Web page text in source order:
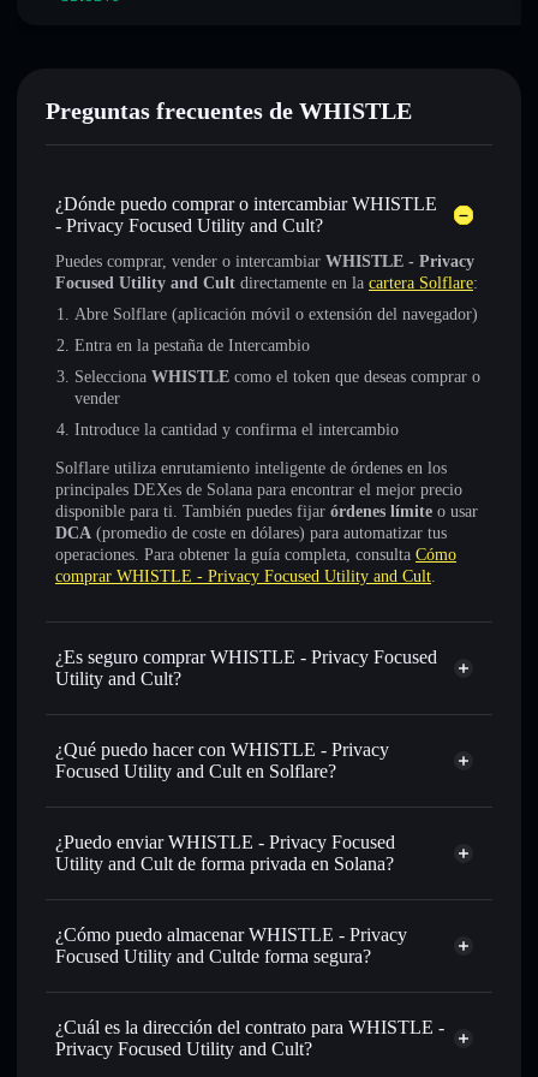
Preguntas frecuentes de WHISTLE
¿Dónde puedo comprar o intercambiar WHISTLE
- Privacy Focused Utility and Cult?
Puedes comprar, vender o intercambiar WHISTLE - Privacy
Focused Utility and Cult directamente en la cartera Solflare:
Abre Solflare (aplicación móvil o extensión del navegador)
Entra en la pestaña de Intercambio
Selecciona WHISTLE como el token que deseas comprar o
vender
Introduce la cantidad y confirma el intercambio
Solflare utiliza enrutamiento inteligente de órdenes en los
principales DEXes de Solana para encontrar el mejor precio
disponible para ti. También puedes fijar órdenes límite o usar
DCA (promedio de coste en dólares) para automatizar tus
operaciones. Para obtener la guía completa, consulta Cómo
comprar WHISTLE - Privacy Focused Utility and Cult.
¿Es seguro comprar WHISTLE - Privacy Focused
Utility and Cult?
WHISTLE - Privacy Focused Utility and Cult no está
¿Qué puedo hacer con WHISTLE - Privacy
Focused Utility and Cult en Solflare?
WHISTLE - Privacy Focused Utility and Cult
Intercambiar al instante: operar con WHISTLE para
enrutamiento de órdenes inteligente para el mejor precio
disponible
Establecer órdenes límite: automatizar las operaciones en
a lo largo del tiempo
Enviar de forma privada
¿Puedo enviar WHISTLE - Privacy Focused
Utility and Cult de forma privada en Solana?
agregador de privacidad
¿Cómo puedo almacenar WHISTLE - Privacy
Focused Utility and Cultde forma segura?
WHISTLE - Privacy
Solflare
¿Cuál es la dirección del contrato para WHISTLE -
Privacy Focused Utility and Cult?